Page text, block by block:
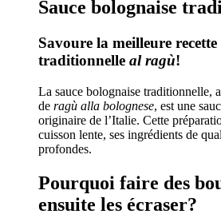
Sauce bolognaise
Savoure la meilleure recette
traditionnelle al ragù!
La sauce bolognaise traditionnelle,
de ragù alla bolognese, est une
originaire de l’Italie. Cette
cuisson lente, ses ingrédients de
profondes.
Pourquoi faire des
ensuite les écraser?